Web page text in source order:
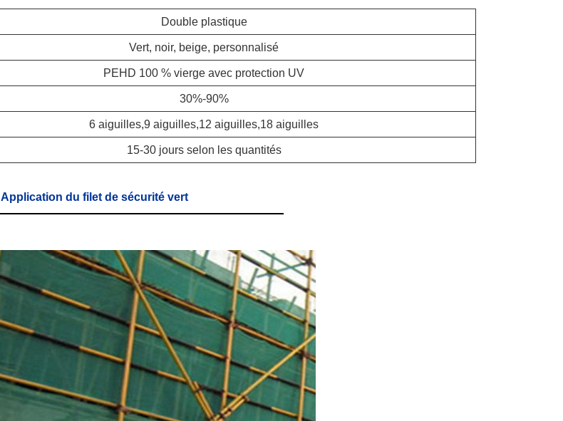
Double plastique
Vert, noir, beige, personnalisé
PEHD 100 % vierge avec protection UV
30%-90%
6 aiguilles,9 aiguilles,12 aiguilles,18 aiguilles
15-30 jours selon les quantités
Application du filet de sécurité vert